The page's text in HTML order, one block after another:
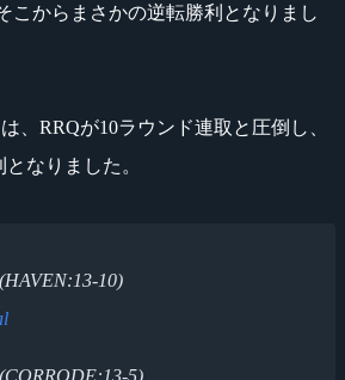
こからまさかの逆転勝利となりまし
、RRQが10ラウンド連取と圧倒し、
なりました。
10)
5)